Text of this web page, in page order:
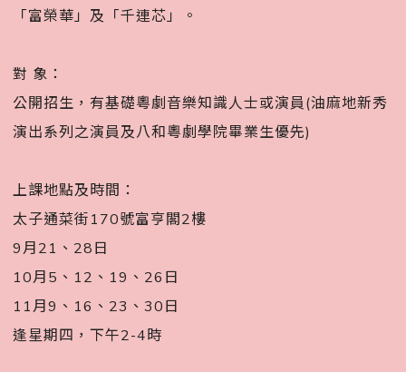
「富榮華」及「千連芯」。󠀠
對 象：
公開招生，有基礎粵劇音樂知識人士或演員(油麻地新秀
演出系列之演員及八和粵劇學院畢業生優先)󠀠
上課地點及時間：
太子通菜街170號富亨閣2樓
9月21、28日
10月5、12、19、26日
11月9、16、23、30日
逢星期四，下午2-4時󠀠